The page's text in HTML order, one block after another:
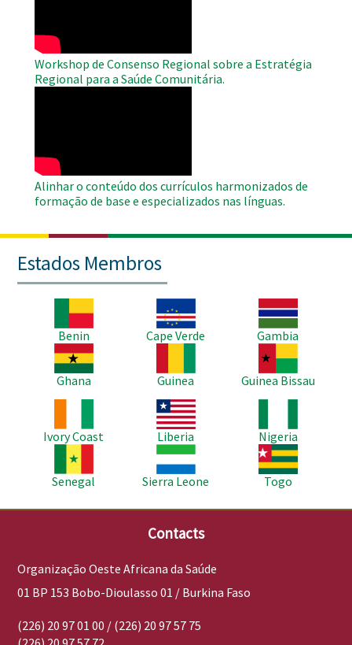
Workshop de Consenso Regional sobre a Estratégia
Regional para a Saúde Comunitária.
Alinhar o conteúdo dos currículos harmonizados de
formação de base e especializados nas línguas.
Estados Membros
Benin
Imagem
Cape Verde
Imagem
Gambia
Imagem
Ghana
Guinea
Imagem
Guinea Bissau
Ivory Coast
Imagem
Liberia
Nigeria
Imagem
Senegal
Imagem
Sierra Leone
Imagem
Togo
Contacts
Organização Oeste Africana da Saúde
01 BP 153 Bobo-Dioulasso 01 / Burkina Faso
(226) 20 97 01 00 / (226) 20 97 57 75